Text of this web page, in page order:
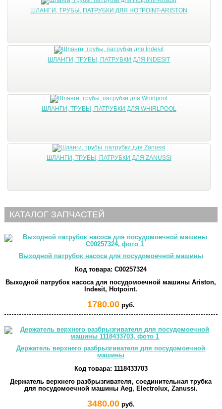
ШЛАНГИ, ТРУБЫ, ПАТРУБКИ ДЛЯ HOTPOINT-ARISTON
ШЛАНГИ, ТРУБЫ, ПАТРУБКИ ДЛЯ INDESIT
ШЛАНГИ, ТРУБЫ, ПАТРУБКИ ДЛЯ WHIRLPOOL
ШЛАНГИ, ТРУБЫ, ПАТРУБКИ ДЛЯ ZANUSSI
КАТАЛОГ ЗАПЧАСТЕЙ
Выходной патрубок насоса для посудомоечной машины
Код товара: C00257324
Выходной патрубок насоса для посудомоечной машины Ariston,
Indesit, Hotpoint.
1780.00руб.
Держатель верхнего разбрызгивателя для посудомоечной
машины
Код товара: 1118433703
Держатель верхнего разбрызгивателя, соединительная трубка
для посудомоечной машины Aeg, Electrolux, Zanussi.
3480.00руб.